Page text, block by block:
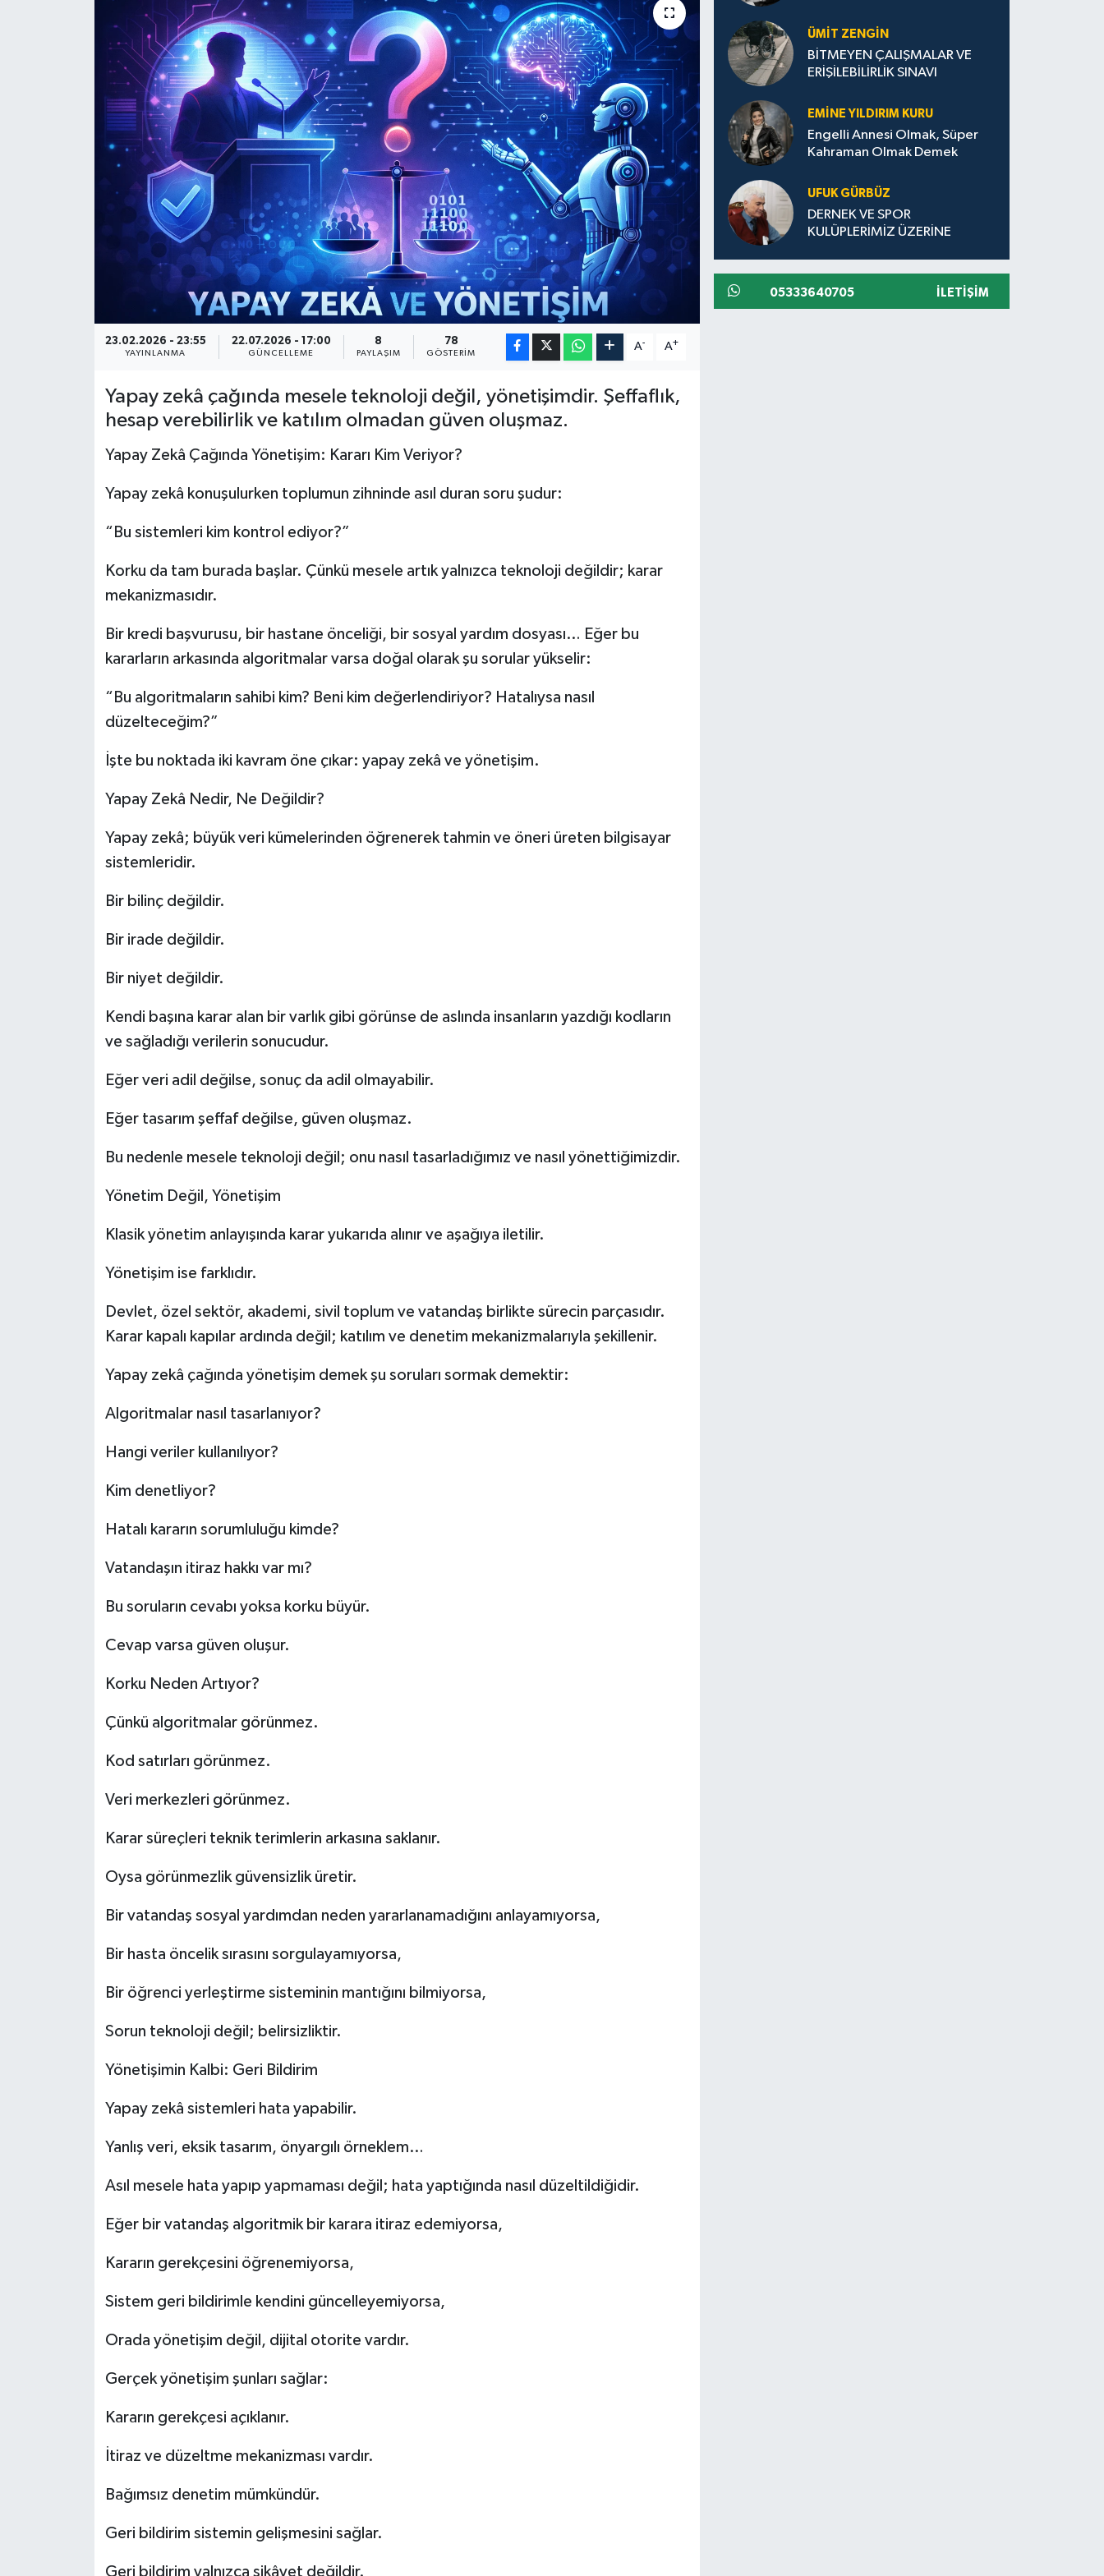
23.02.2026 - 23:55
YAYINLANMA
22.07.2026 - 17:00
GÜNCELLEME
8
PAYLAŞIM
78
GÖSTERIM
A- A+
Yapay zekâ çağında mesele teknoloji değil, yönetişimdir. Şeffaflık,
hesap verebilirlik ve katılım olmadan güven oluşmaz.
Yapay Zekâ Çağında Yönetişim: Kararı Kim Veriyor?
Yapay zekâ konuşulurken toplumun zihninde asıl duran soru şudur:
“Bu sistemleri kim kontrol ediyor?”
Korku da tam burada başlar. Çünkü mesele artık yalnızca teknoloji değildir; karar
mekanizmasıdır.
Bir kredi başvurusu, bir hastane önceliği, bir sosyal yardım dosyası… Eğer bu
kararların arkasında algoritmalar varsa doğal olarak şu sorular yükselir:
“Bu algoritmaların sahibi kim? Beni kim değerlendiriyor? Hatalıysa nasıl
düzelteceğim?”
İşte bu noktada iki kavram öne çıkar: yapay zekâ ve yönetişim.
Yapay Zekâ Nedir, Ne Değildir?
Yapay zekâ; büyük veri kümelerinden öğrenerek tahmin ve öneri üreten bilgisayar
sistemleridir.
Bir bilinç değildir.
Bir irade değildir.
Bir niyet değildir.
Kendi başına karar alan bir varlık gibi görünse de aslında insanların yazdığı kodların
ve sağladığı verilerin sonucudur.
Eğer veri adil değilse, sonuç da adil olmayabilir.
Eğer tasarım şeffaf değilse, güven oluşmaz.
Bu nedenle mesele teknoloji değil; onu nasıl tasarladığımız ve nasıl yönettiğimizdir.
Yönetim Değil, Yönetişim
Klasik yönetim anlayışında karar yukarıda alınır ve aşağıya iletilir.
Yönetişim ise farklıdır.
Devlet, özel sektör, akademi, sivil toplum ve vatandaş birlikte sürecin parçasıdır.
Karar kapalı kapılar ardında değil; katılım ve denetim mekanizmalarıyla şekillenir.
Yapay zekâ çağında yönetişim demek şu soruları sormak demektir:
Algoritmalar nasıl tasarlanıyor?
Hangi veriler kullanılıyor?
Kim denetliyor?
Hatalı kararın sorumluluğu kimde?
Vatandaşın itiraz hakkı var mı?
Bu soruların cevabı yoksa korku büyür.
Cevap varsa güven oluşur.
Korku Neden Artıyor?
Çünkü algoritmalar görünmez.
Kod satırları görünmez.
Veri merkezleri görünmez.
Karar süreçleri teknik terimlerin arkasına saklanır.
Oysa görünmezlik güvensizlik üretir.
Bir vatandaş sosyal yardımdan neden yararlanamadığını anlayamıyorsa,
Bir hasta öncelik sırasını sorgulayamıyorsa,
Bir öğrenci yerleştirme sisteminin mantığını bilmiyorsa,
Sorun teknoloji değil; belirsizliktir.
Yönetişimin Kalbi: Geri Bildirim
Yapay zekâ sistemleri hata yapabilir.
Yanlış veri, eksik tasarım, önyargılı örneklem…
Asıl mesele hata yapıp yapmaması değil; hata yaptığında nasıl düzeltildiğidir.
Eğer bir vatandaş algoritmik bir karara itiraz edemiyorsa,
Kararın gerekçesini öğrenemiyorsa,
Sistem geri bildirimle kendini güncelleyemiyorsa,
Orada yönetişim değil, dijital otorite vardır.
Gerçek yönetişim şunları sağlar:
Kararın gerekçesi açıklanır.
İtiraz ve düzeltme mekanizması vardır.
Bağımsız denetim mümkündür.
Geri bildirim sistemin gelişmesini sağlar.
Geri bildirim yalnızca şikâyet değildir.
ÜMIT ZENGİN
BİTMEYEN ÇALIŞMALAR VE
ERİŞİLEBİLİRLİK SINAVI
EMINE YILDIRIM KURU
Engelli Annesi Olmak, Süper
Kahraman Olmak Demek
UFUK GÜRBÜZ
DERNEK VE SPOR
KULÜPLERİMİZ ÜZERİNE
05333640705 İLETIŞIM